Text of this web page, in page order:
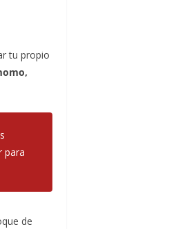
tu propio
para
de